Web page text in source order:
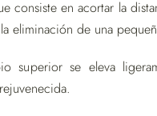
consiste en acortar la
eliminación de una
superior se eleva